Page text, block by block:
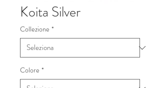
Koita Silver
Collezione *
Colore *